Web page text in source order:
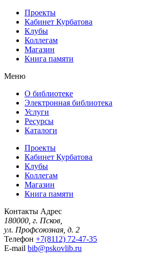
Проекты
Кабинет Курбатова
Клубы
Коллегам
Магазин
Книга памяти
Меню
О библиотеке
Электронная библиотека
Услуги
Ресурсы
Каталоги
Проекты
Кабинет Курбатова
Клубы
Коллегам
Магазин
Книга памяти
Контакты Адрес
180000, г. Псков,
ул. Профсоюзная, д. 2
Телефон +7(8112) 72-47-35
E-mail bib@pskovlib.ru